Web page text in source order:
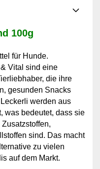
100g
für Hunde.
Vital sind eine
die ihre
gesunden Snacks
werden aus
was bedeutet, dass sie
sind. Das macht
zu vielen
auf dem Markt.